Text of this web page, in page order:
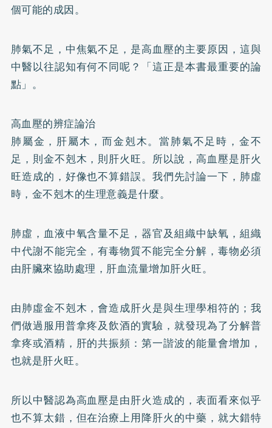
個可能的成因。
肺氣不足，中焦氣不足，是高血壓的主要原因，這與
中醫以往認知有何不同呢？「這正是本書最重要的論
點」。
高血壓的辨症論治
肺屬金，肝屬木，而金剋木。當肺氣不足時，金不
足，則金不剋木，則肝火旺。所以說，高血壓是肝火
旺造成的，好像也不算錯誤。我們先討論一下，肺虛
時，金不剋木的生理意義是什麼。
肺虛，血液中氧含量不足，器官及組織中缺氧，組織
中代謝不能完全，有毒物質不能完全分解，毒物必須
由肝臟來協助處理，肝血流量增加肝火旺。
由肺虛金不剋木，會造成肝火是與生理學相符的；我
們做過服用普拿疼及飲酒的實驗，就發現為了分解普
拿疼或酒精，肝的共振頻：第一諧波的能量會增加，
也就是肝火旺。
所以中醫認為高血壓是由肝火造成的，表面看來似乎
也不算太錯，但在治療上用降肝火的中藥，就大錯特